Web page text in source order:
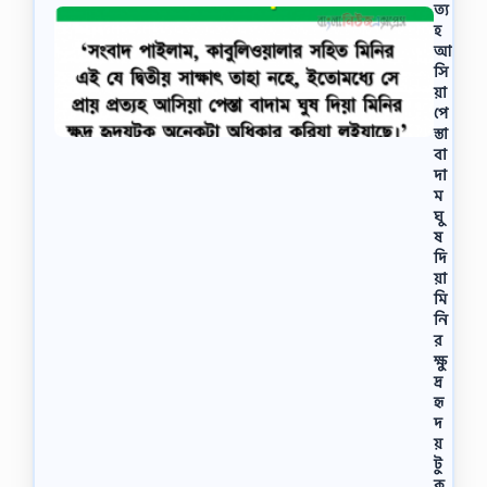
ত্য
হ
আ
সি
য়া
পে
স্তা
বা
দা
ম
ঘু
ষ
দি
য়া
মি
নি
র
ক্ষু
দ্র
হৃ
দ
য়
টু